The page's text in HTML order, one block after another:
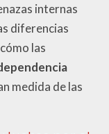
internas
diferencias
las
medida de las